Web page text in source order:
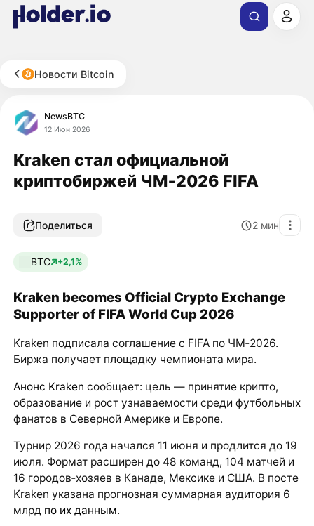
Новости Bitcoin
NewsBTC
12 Июн 2026
Kraken стал официальной
криптобиржей ЧМ‑2026 FIFA
Поделиться 2 мин
BTC +2,1%
Kraken becomes Official Crypto Exchange
Supporter of FIFA World Cup 2026
Kraken подписала соглашение с FIFA по ЧМ‑2026.
Биржа получает площадку чемпионата мира.
Анонс Kraken сообщает: цель — принятие крипто,
образование и рост узнаваемости среди футбольных
фанатов в Северной Америке и Европе.
Турнир 2026 года начался 11 июня и продлится до 19
июля. Формат расширен до 48 команд, 104 матчей и
16 городов‑хозяев в Канаде, Мексике и США. В посте
Kraken указана прогнозная суммарная аудитория 6
млрд по их данным.